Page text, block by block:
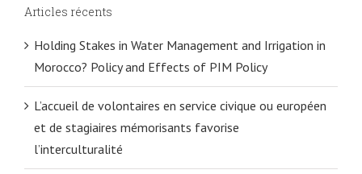
Articles récents
Holding Stakes in Water Management and Irrigation in
Morocco? Policy and Effects of PIM Policy
L’accueil de volontaires en service civique ou européen
et de stagiaires mémorisants favorise
l’interculturalité